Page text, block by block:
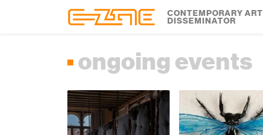
CONTEMPORARY ART
DISSEMINATOR
ongoing events